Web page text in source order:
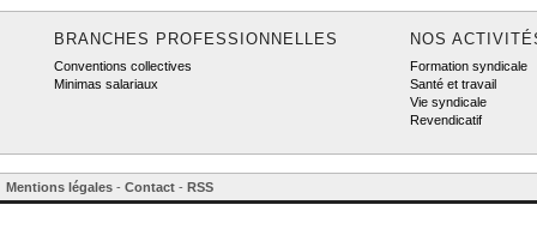
BRANCHES PROFESSIONNELLES
Conventions collectives
Minimas salariaux
NOS
Formation syndicale
Santé et travail
Vie syndicale
Revendicatif
Mentions légales - Contact - RSS